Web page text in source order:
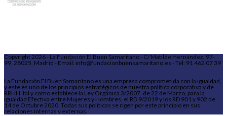
Copyright 2026 - La Fundación El Buen Samaritano - C/ Matilde Hernández, 97-
99, 28025, Madrid - Email: info@fundacionbuensamaritano.es - Tel: 91 462 07 39
La Fundación El Buen Samaritano es una empresa comprometida con la igualdad,
y este es uno de los principios estratégicos de nuestra política corporativa y de
RRHH, tal y como establece la Ley Orgánica 3/2007, de 22 de Marzo, para la
igualdad Efectiva entre Mujeres y Hombres, el RD 9/2019 y los RD 901 y 902 de
14 de Octubre 2020. Todas sus políticas se rigen por este principio en sus
relaciones internas y externas.